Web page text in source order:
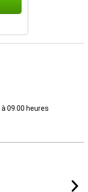
à 09.00 heures